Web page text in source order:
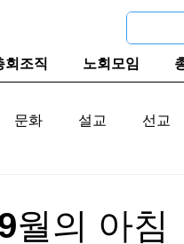
회조직 노회모임
문화 설교 선교
사
월의 아침